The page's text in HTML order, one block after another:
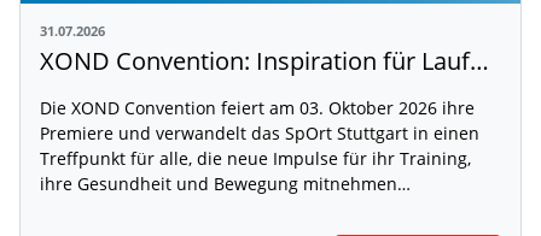
31.07.2026
XOND Convention: Inspiration für Laufen, Fitness und Gesundheit
Die XOND Convention feiert am 03. Oktober 2026 ihre
Premiere und verwandelt das SpOrt Stuttgart in einen
Treffpunkt für alle, die neue Impulse für ihr Training,
ihre Gesundheit und Bewegung mitnehmen…